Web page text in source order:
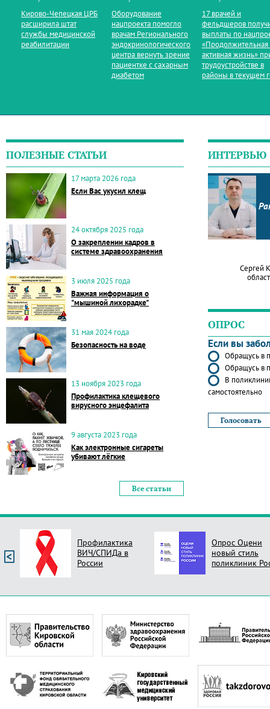
Кирово‑Чепецкая ЦРБ
расширила штат
службы медицинской
реабилитации
Оборудование
нацпроекта помогло
врачам Регионального
эндокринологического
центра вернуть зрение
пациентке с сахарным
диабетом
17 врачей и
фельдшеров
выплаты по
«Продолжительная
активная жизнь»
трудоустройстве в
районы в текущем
ПОЛЕЗНЫЕ СТАТЬИ
17 марта 2026 года
Если Вас укусил клещ
24 октября 2025 года
О закреплении кадров в
системе здравоохранения
3 июля 2025 года
Важная информация о
"мышиной лихорадке"
31 мая 2024 года
Безопасность на воде
13 ноября 2023 года
Профилактика клещевого
вирусного энцефалита
9 августа 2023 года
Как электронные сигареты
убивают лёгкие
Все статьи
ИНТЕРВЬЮ
Сергей
ОПРОС
Если вы
Обращусь в
Обращусь в
В
самостоятельно
Профилактика
ВИЧ/СПИДа в
России
Опрос Оцени
новый стиль
поликлиник